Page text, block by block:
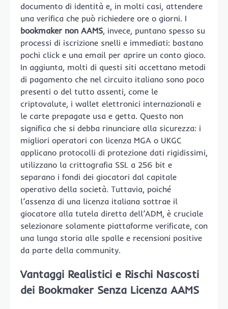
documento di identità e, in molti casi, attendere
una verifica che può richiedere ore o giorni. I
bookmaker non AAMS, invece, puntano spesso su
processi di iscrizione snelli e immediati: bastano
pochi click e una email per aprire un conto gioco.
In aggiunta, molti di questi siti accettano metodi
di pagamento che nel circuito italiano sono poco
presenti o del tutto assenti, come le
criptovalute, i wallet elettronici internazionali e
le carte prepagate usa e getta. Questo non
significa che si debba rinunciare alla sicurezza: i
migliori operatori con licenza MGA o UKGC
applicano protocolli di protezione dati rigidissimi,
utilizzano la crittografia SSL a 256 bit e
separano i fondi dei giocatori dal capitale
operativo della società. Tuttavia, poiché
l’assenza di una licenza italiana sottrae il
giocatore alla tutela diretta dell’ADM, è cruciale
selezionare solamente piattaforme verificate, con
una lunga storia alle spalle e recensioni positive
da parte della community.
Vantaggi Realistici e Rischi Nascosti
dei Bookmaker Senza Licenza AAMS